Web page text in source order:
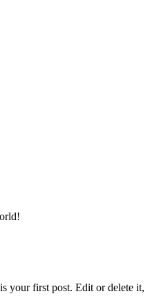
your first post. Edit or delete it,